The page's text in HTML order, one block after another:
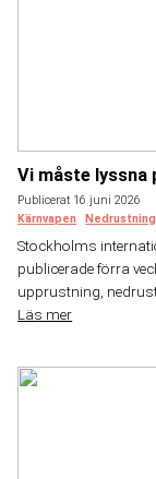
Vi måste lyssna
Publicerat 16 juni 2026
Kärnvapen
Nedrustning
Stockholms
publicerade förra
upprustning,
Läs mer